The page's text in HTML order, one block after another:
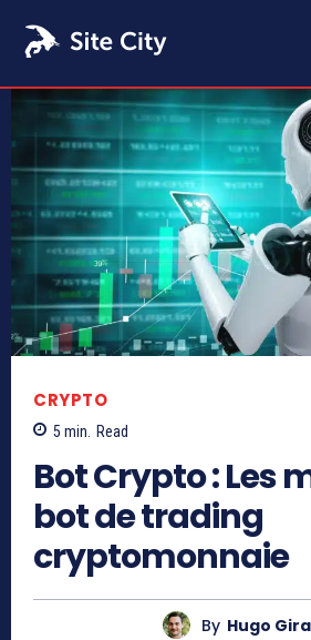
CRYPTO
5 min. Read
Bot Crypto : Les
bot de trading
cryptomonnaie
By Hugo